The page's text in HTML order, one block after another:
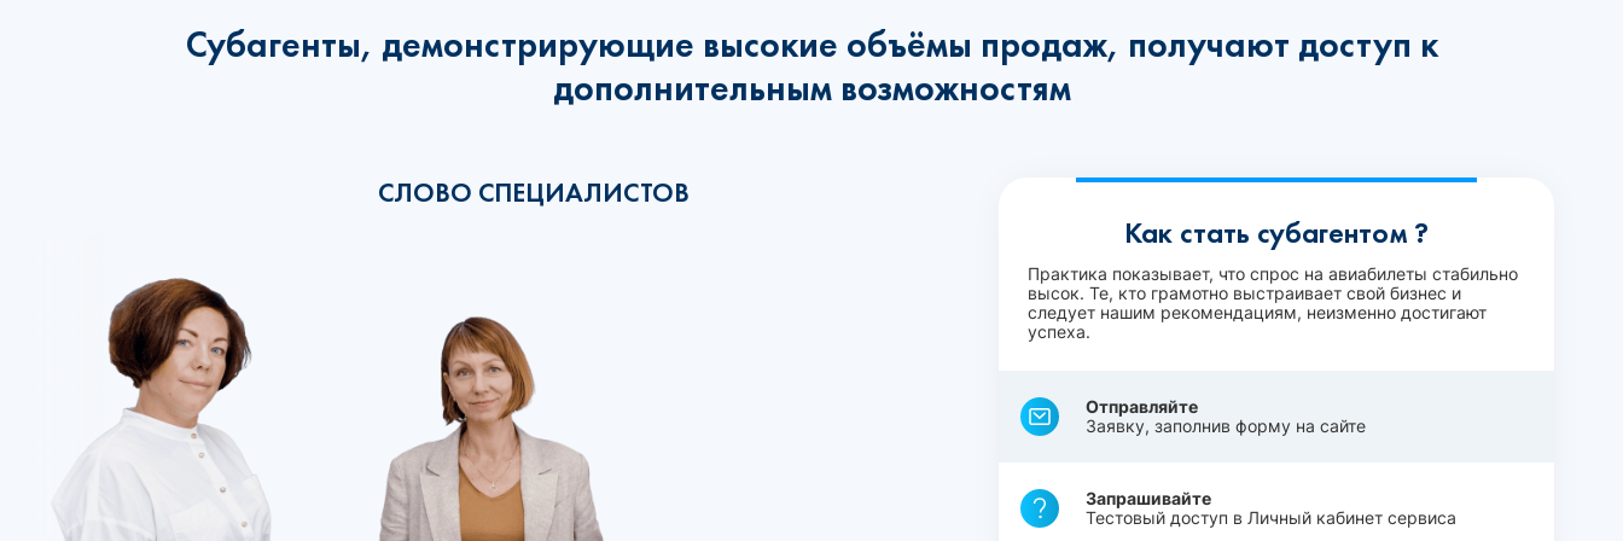
Субагенты, демонстрирующие высокие объёмы продаж, получают доступ к
дополнительным возможностям
СЛОВО СПЕЦИАЛИСТОВ
Как стать субагентом ?
Практика показывает, что спрос на авиабилеты стабильно
высок. Те, кто грамотно выстраивает свой бизнес и
следует нашим рекомендациям, неизменно достигают
успеха.
Отправляйте
Заявку, заполнив форму на сайте
Запрашивайте
Тестовый доступ в Личный кабинет сервиса